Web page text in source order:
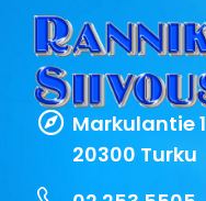
Markulantie 1
20300 Turku